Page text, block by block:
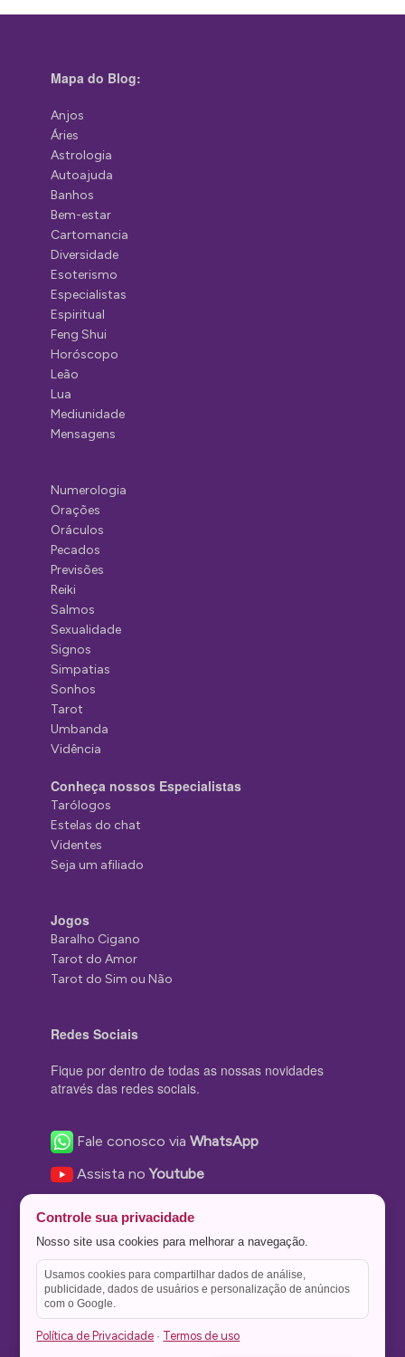
Mapa do Blog:
Anjos
Áries
Astrologia
Autoajuda
Banhos
Bem-estar
Cartomancia
Diversidade
Esoterismo
Especialistas
Espiritual
Feng Shui
Horóscopo
Leão
Lua
Mediunidade
Mensagens
Numerologia
Orações
Oráculos
Pecados
Previsões
Reiki
Salmos
Sexualidade
Signos
Simpatias
Sonhos
Tarot
Umbanda
Vidência
Conheça nossos Especialistas
Tarólogos
Estelas do chat
Videntes
Seja um afiliado
Jogos
Baralho Cigano
Tarot do Amor
Tarot do Sim ou Não
Redes Sociais
Fique por dentro de todas as nossas novidades
através das redes sociais.
Fale conosco viaWhatsApp
Assista noYoutube
Nos siga no Instagram
Nos siga noTwitter
Salve no
Controle sua privacidade
Nosso site usa cookies para melhorar a navegação.
Usamos cookies para compartilhar dados de análise,
publicidade, dados de usuários e personalização de anúncios
com o Google.
Política de Privacidade · Termos de uso